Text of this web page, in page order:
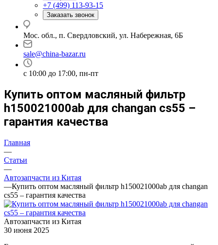
+7 (499) 113-93-15
Заказать звонок
Мос. обл., п. Свердловский, ул. Набережная, 6Б
sale@china-bazar.ru
c 10:00 до 17:00, пн-пт
Купить оптом масляный фильтр
h150021000ab для changan cs55 –
гарантия качества
Главная
—
Статьи
—
Автозапчасти из Китая
—Купить оптом масляный фильтр h150021000ab для changan
cs55 – гарантия качества
Автозапчасти из Китая
30 июня 2025